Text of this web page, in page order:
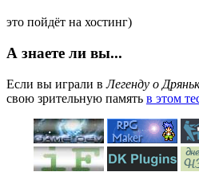
это пойдёт на хостинг)
А знаете ли вы...
Если вы играли вЛегенду о
свою зрительную память в этом